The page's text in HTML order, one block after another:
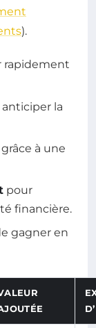
).
rapidement
la
grâce à une
pour
financière.
gagner en